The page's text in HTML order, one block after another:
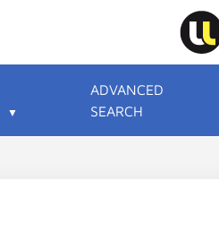
ADVANCED
SEARCH